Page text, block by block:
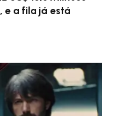
e a fila já está